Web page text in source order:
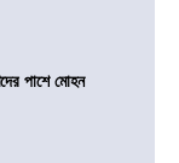
পাশে মোহন